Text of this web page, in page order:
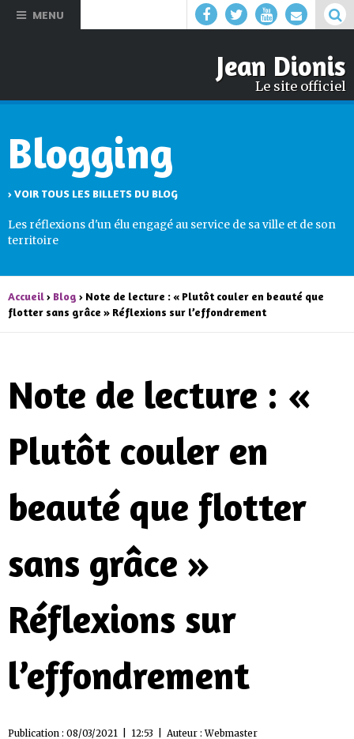
MENU
Jean Dionis
Le site officiel
Blogging
› VOIR TOUS LES BILLETS DU BLOG
Les réflexions d'un élu engagé au service de sa ville et de son
territoire
Accueil› Blog › Note de lecture : « Plutôt couler en beauté que
flotter sans grâce » Réflexions sur l’effondrement
Note de lecture : «
Plutôt couler en
beauté que flotter
sans grâce »
Réflexions sur
l’effondrement
Publication : 08/03/2021 | 12:53 | Auteur :Webmaster